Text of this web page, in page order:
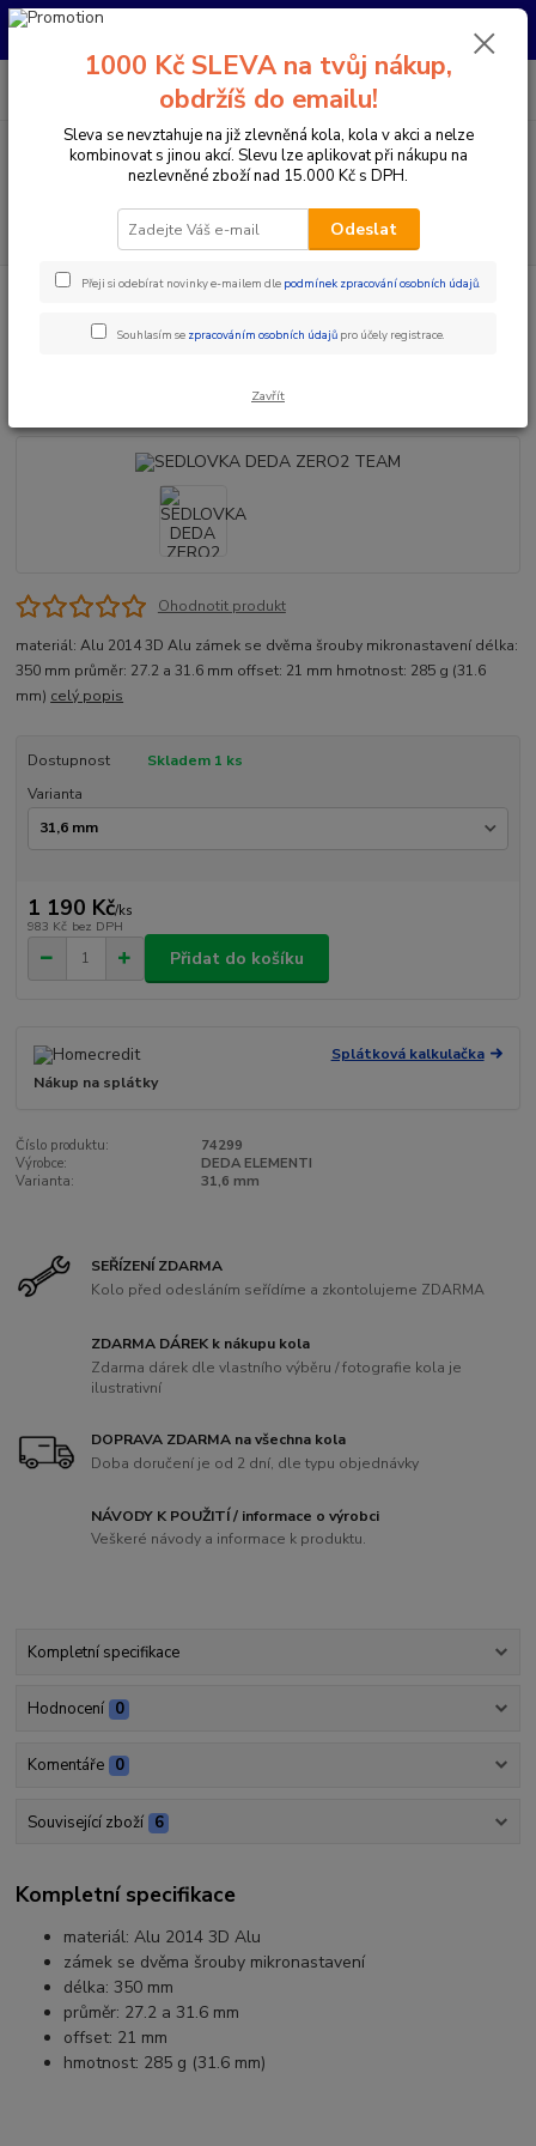
Pro nachystání kola / doplňků na prodejně si prosím zavolejte dopředu.
Menu
CZK
PO-PÁ 10:00-17:00 | SO: 9:00-12:00
Komponenty na kolo Sedlovky
Klasické sedlovky
Ohodnotit produkt
materiál: Alu 2014 3D Alu zámek se dvěma šrouby mikronastavení délka:
350 mm průměr: 27.2 a 31.6 mm offset: 21 mm hmotnost: 285 g (31.6
mm) celý popis
Dostupnost
Skladem 1 ks
Varianta
1 190 Kč/ks
983 Kč bez DPH
Přidat do košíku
Splátková kalkulačka
Nákup na splátky
Číslo produktu:
74299
Výrobce:
DEDA ELEMENTI
Varianta:
31,6 mm
SEŘÍZENÍ ZDARMA
Kolo před odesláním seřídíme a zkontolujeme ZDARMA
ZDARMA DÁREK k nákupu kola
Zdarma dárek dle vlastního výběru / fotografie kola je
ilustrativní
DOPRAVA ZDARMA na všechna kola
Doba doručení je od 2 dní, dle typu objednávky
NÁVODY K POUŽITÍ / informace o výrobci
Veškeré návody a informace k produktu.
Kompletní specifikace
Hodnocení 0
Komentáře 0
Související zboží 6
Kompletní specifikace
materiál: Alu 2014 3D Alu
zámek se dvěma šrouby mikronastavení
délka: 350 mm
průměr: 27.2 a 31.6 mm
offset: 21 mm
hmotnost: 285 g (31.6 mm)
1000 Kč SLEVA na tvůj nákup,
obdržíš do emailu!
Sleva se nevztahuje na již zlevněná kola, kola v akci a nelze
kombinovat s jinou akcí. Slevu lze aplikovat při nákupu na
nezlevněné zboží nad 15.000 Kč s DPH.
Odeslat
Přeji si odebírat novinky e-mailem dle podmínek zpracování osobních údajů.
Souhlasím se zpracováním osobních údajů pro účely registrace.
Zavřít